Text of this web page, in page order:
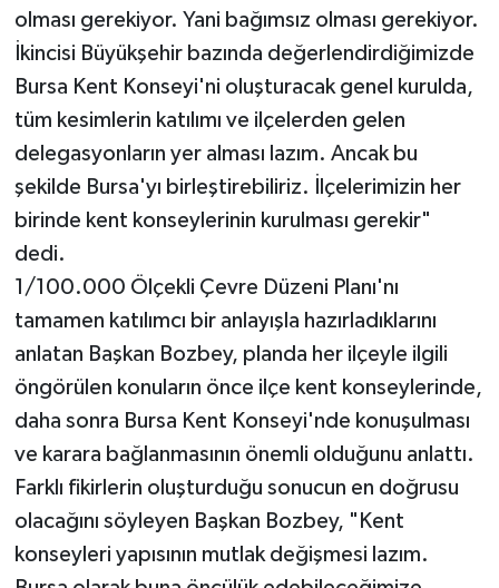
olması gerekiyor. Yani bağımsız olması gerekiyor.
İkincisi Büyükşehir bazında değerlendirdiğimizde
Bursa Kent Konseyi'ni oluşturacak genel kurulda,
tüm kesimlerin katılımı ve ilçelerden gelen
delegasyonların yer alması lazım. Ancak bu
şekilde Bursa'yı birleştirebiliriz. İlçelerimizin her
birinde kent konseylerinin kurulması gerekir"
dedi.
1/100.000 Ölçekli Çevre Düzeni Planı'nı
tamamen katılımcı bir anlayışla hazırladıklarını
anlatan Başkan Bozbey, planda her ilçeyle ilgili
öngörülen konuların önce ilçe kent konseylerinde,
daha sonra Bursa Kent Konseyi'nde konuşulması
ve karara bağlanmasının önemli olduğunu anlattı.
Farklı fikirlerin oluşturduğu sonucun en doğrusu
olacağını söyleyen Başkan Bozbey, "Kent
konseyleri yapısının mutlak değişmesi lazım.